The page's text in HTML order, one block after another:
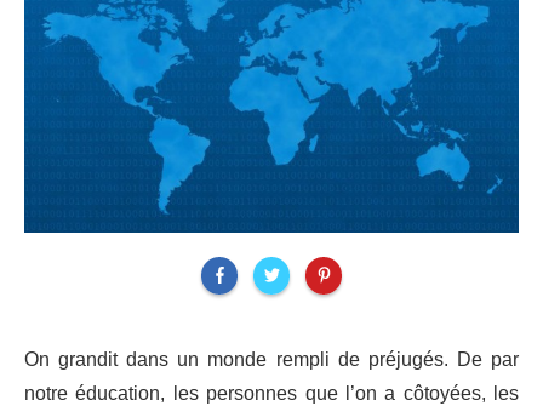
On grandit dans un monde rempli de préjugés. De par
notre éducation, les personnes que l’on a côtoyées, les